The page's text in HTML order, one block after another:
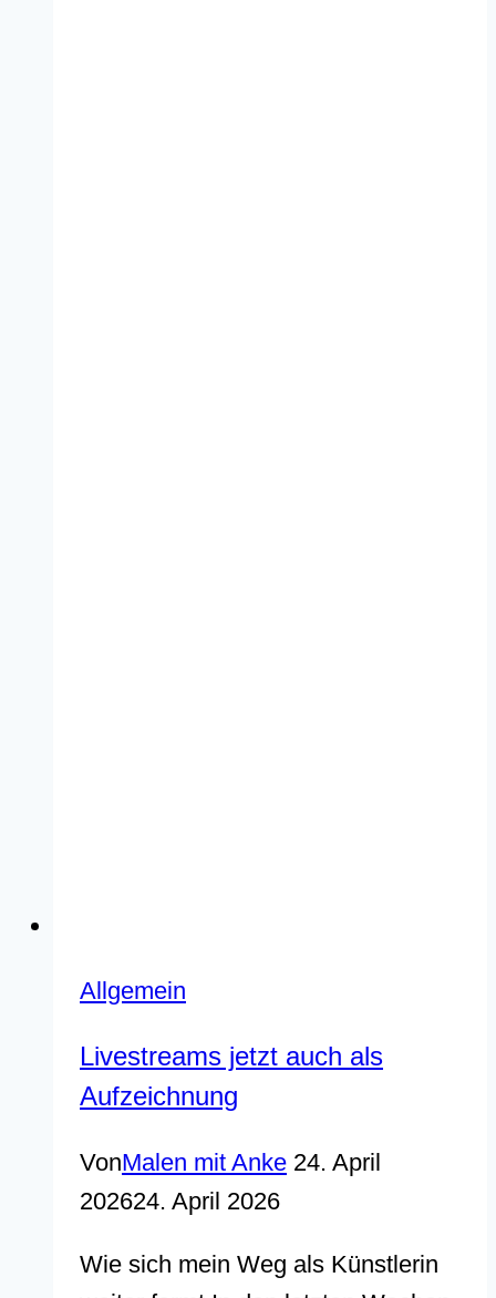
Allgemein
Livestreams jetzt auch als
Aufzeichnung
VonMalen mit Anke 24. April
202624. April 2026
Wie sich mein Weg als Künstlerin